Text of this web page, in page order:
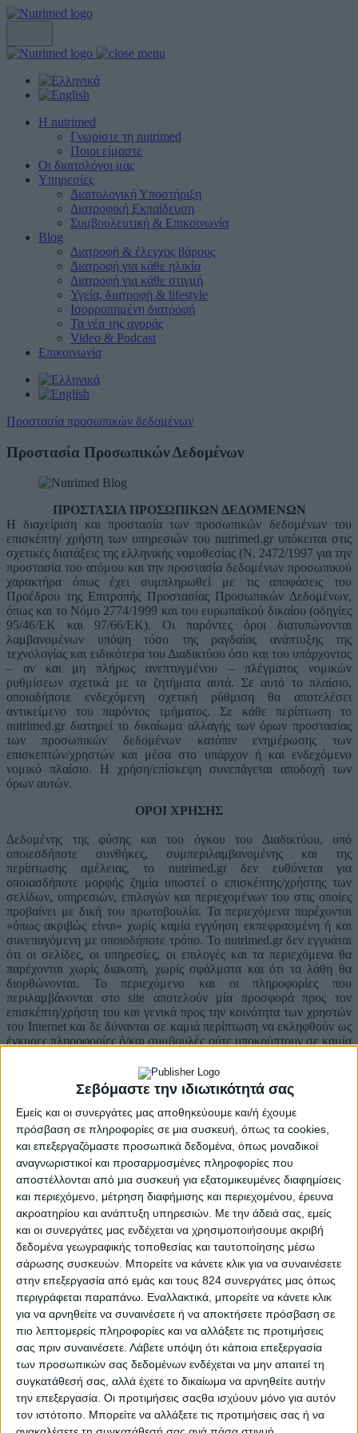
Σεβόμαστε την ιδιωτικότητά σας
Εμείς και οι συνεργάτες μας αποθηκεύουμε και/ή έχουμε
πρόσβαση σε πληροφορίες σε μια συσκευή, όπως τα cookies,
και επεξεργαζόμαστε προσωπικά δεδομένα, όπως μοναδικοί
αναγνωριστικοί και προσαρμοσμένες πληροφορίες που
αποστέλλονται από μια συσκευή για εξατομικευμένες διαφημίσεις
και περιεχόμενο, μέτρηση διαφήμισης και περιεχομένου, έρευνα
ακροατηρίου και ανάπτυξη υπηρεσιών. Με την άδειά σας, εμείς
και οι συνεργάτες μας ενδέχεται να χρησιμοποιήσουμε ακριβή
δεδομένα γεωγραφικής τοποθεσίας και ταυτοποίησης μέσω
σάρωσης συσκευών. Μπορείτε να κάνετε κλικ για να συναινέσετε
στην επεξεργασία από εμάς και τους 824 συνεργάτες μας όπως
περιγράφεται παραπάνω. Εναλλακτικά, μπορείτε να κάνετε κλικ
για να αρνηθείτε να συναινέσετε ή να αποκτήσετε πρόσβαση σε
πιο λεπτομερείς πληροφορίες και να αλλάξετε τις προτιμήσεις
σας πριν συναινέσετε. Λάβετε υπόψη ότι κάποια επεξεργασία
των προσωπικών σας δεδομένων ενδέχεται να μην απαιτεί τη
συγκατάθεσή σας, αλλά έχετε το δικαίωμα να αρνηθείτε αυτήν
την επεξεργασία. Οι προτιμήσεις σαςθα ισχύουν μόνο για αυτόν
τον ιστότοπο. Μπορείτε να αλλάξετε τις προτιμήσεις σας ή να
Η nutrimed
Γνωρίστε τη nutrimed
Ποιοι είμαστε
Οι διαιτολόγοι μας
Υπηρεσίες
Διαιτολογική Υποστήριξη
Διατροφική Εκπαίδευση
Συμβουλευτική & Επικοινωνία
Blog
Διατροφή & έλεγχος βάρους
Διατροφή για κάθε ηλικία
Διατροφή για κάθε στιγμή
Υγεία, διατροφή & lifestyle
Ισορροπημένη διατροφή
Τα νέα της αγοράς
Video & Podcast
Επικοινωνία
Προστασία προσωπικών δεδομένων
Προστασία Προσωπικών Δεδομένων
ΠΡΟΣΤΑΣΙΑ ΠΡΟΣΩΠΙΚΩΝ ΔΕΔΟΜΕΝΩΝ
Η διαχείριση και προστασία των προσωπικών δεδομένων του
επισκέπτη/ χρήστη των υπηρεσιών του nutrimed.gr υπόκειται στις
σχετικές διατάξεις της ελληνικής νομοθεσίας (Ν. 2472/1997 για την
προστασία του ατόμου και την προστασία δεδομένων προσωπικού
χαρακτήρα όπως έχει συμπληρωθεί με τις αποφάσεις του
Προέδρου της Επιτροπής Προστασίας Προσωπικών Δεδομένων,
όπως και το Νόμο 2774/1999 και του ευρωπαϊκού δικαίου (οδηγίες
95/46/ΕΚ και 97/66/ΕΚ). Οι παρόντες όροι διατυπώνονται
λαμβανομένων υπόψη τόσο της ραγδαίας ανάπτυξης της
τεχνολογίας και ειδικότερα του Διαδικτύου όσο και του υπάρχοντος
– αν και μη πλήρως ανεπτυγμένου – πλέγματος νομικών
ρυθμίσεων σχετικά με τα ζητήματα αυτά. Σε αυτό το πλαίσιο,
οποιαδήποτε ενδεχόμενη σχετική ρύθμιση θα αποτελέσει
αντικείμενο του παρόντος τμήματος. Σε κάθε περίπτωση το
nutrimed.gr διατηρεί το δικαίωμα αλλαγής των όρων προστασίας
των προσωπικών δεδομένων κατόπιν ενημέρωσης των
επισκεπτών/χρηστών και μέσα στο υπάρχον ή και ενδεχόμενο
νομικό πλαίσιο. H χρήση/επίσκεψη συνεπάγεται αποδοχή των
όρων αυτών.
ΟΡΟΙ ΧΡΗΣΗΣ
Δεδομένης της φύσης και του όγκου του Διαδικτύου, υπό
οποιεσδήποτε συνθήκες, συμπεριλαμβανομένης και της
περίπτωσης αμέλειας, το nutrimed.gr δεν ευθύνεται για
οποιασδήποτε μορφής ζημία υποστεί ο επισκέπτης/χρήστης των
σελίδων, υπηρεσιών, επιλογών και περιεχομένων του στις οποίες
προβαίνει με δική του πρωτοβουλία. Τα περιεχόμενα παρέχονται
«όπως ακριβώς είναι» χωρίς καμία εγγύηση εκπεφρασμένη ή και
συνεπαγόμενη με οποιοδήποτε τρόπο. Το nutrimed.gr δεν εγγυάται
ότι οι σελίδες, οι υπηρεσίες, οι επιλογές και τα περιεχόμενα θα
παρέχονται χωρίς διακοπή, χωρίς σφάλματα και ότι τα λάθη θα
διορθώνονται. Το περιεχόμενο και οι πληροφορίες που
περιλαμβάνονται στο site αποτελούν μία προσφορά προς τον
επισκέπτη/χρήστη του και γενικά προς την κοινότητα των χρηστών
του Internet και δε δύνανται σε καμιά περίπτωση να εκληφθούν ως
έγκυρες πληροφορίες ή/και συμβουλές ούτε υποκρύπτουν σε καμία
συγκεκριμένων πράξεων. Αναλαμβάνουμε τη συλλογή,
επεξεργασία και διανομή του περιεχομένου του, χωρίς όμως σε
καμιά περίπτωση να εγγυάται την αρτιότητα, την πληρότητα, την
επάρκεια και γενικά την καταλληλότητα αυτού και την απουσία
ενδεχομένων λαθών πολύ δε περισσότερο λόγω του ιδιαιτέρως
μεγάλου όγκου του, καθώς και της συμμετοχής και τρίτων φορέων
(φυσικών ή νομικών προσώπων) κατά την πρωτογενή παραγωγή
και συλλογή του. Συνεπώς, οι επισκέπτες / χρήστες ,
χρησιμοποιώντας τις υπηρεσίες και πληροφορίες με δική τους
πρωτοβουλία, αναλαμβάνουν και τη σχετική ευθύνη διασταύρωσης
των παρεχομένων πληροφοριών. Το nutrimed.gr δεν έχει καμία
ευθύνη για την επικοινωνία των χρηστών/μελών με τους τρίτους
παροχείς υπηρεσιών που διαφημίζονται στο nutrimed.gr και για την
οποιαδήποτε τυχόν εμπορική συναλλαγή που μπορεί να προκύψει
από τη μεταξύ τους σχέση.
Το nutrimed.gr δεν ελέγχει τη διαθεσιμότητα, το περιεχόμενο, την
πολιτική προστασίας των προσωπικών δεδομένων, την ποιότητα
και την πληρότητα των υπηρεσιών άλλων τόπων (websites) και
σελίδων στα οποία παραπέμπει μέσω σύνδεσμων, (hyperlinks) ή
διαφημιστικών τίτλων (banners).Συνεπώς, για οποιοδήποτε
πρόβλημα παρουσιασθεί κατά την επίσκεψη/χρήση τους, ο χρήστης
οφείλει να απευθυνθεί απευθείας στα αντίστοιχα web sites και
σελίδες, τα οποία και φέρουν ακέραια τη σχετική ευθύνη για την
παροχή των υπηρεσιών τους. Σε καμία περίπτωση δεν πρέπει να
θεωρηθεί ότι ενστερνίζεται ή αποδέχεται το περιεχόμενο ή τις